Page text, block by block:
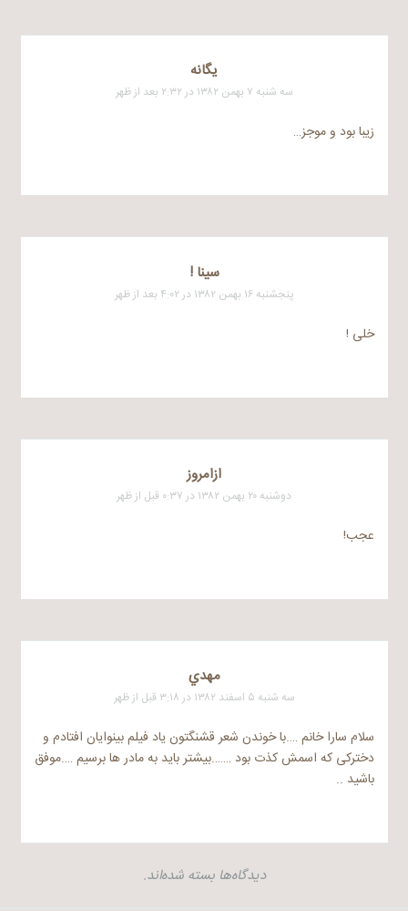
یگانه
سه شنبه ۷ بهمن ۱۳۸۲ در ۲:۳۲ بعد از ظهر
زیبا بود و موجز…
سینا !
پنجشنبه ۱۶ بهمن ۱۳۸۲ در ۴:۰۲ بعد از ظهر
خلی !
ازامروز
دوشنبه ۲۰ بهمن ۱۳۸۲ در ۰:۳۷ قبل از ظهر
عجب!
مهدي
سه شنبه ۵ اسفند ۱۳۸۲ در ۳:۱۸ قبل از ظهر
سلام سارا خانم ….با خوندن شعر قشنگتون یاد فیلم بینوایان افتادم و
دخترکی که اسمش کذت بود …….بیشتر باید به مادر ها برسیم ….موفق
باشید ..
دیدگاه‌ها بسته شده‌اند.